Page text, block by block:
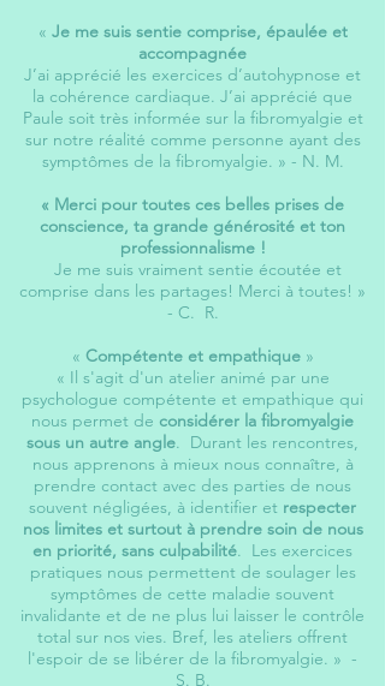
« Je me suis sentie comprise, épaulée et
accompagnée
J’ai apprécié les exercices d’autohypnose et
la cohérence cardiaque. J’ai apprécié que
Paule soit très informée sur la fibromyalgie et
sur notre réalité comme personne ayant des
symptômes de la fibromyalgie. » - N. M.
« Merci pour toutes ces belles prises de
conscience, ta grande générosité et ton
professionnalisme !
Je me suis vraiment sentie écoutée et
comprise dans les partages! Merci à toutes! »
- C. R.
« Compétente et empathique»
« Il s'agit d'un atelier animé par une
psychologue compétente et empathique qui
nous permet de considérer la fibromyalgie
sous un autre angle. Durant les rencontres,
nous apprenons à mieux nous connaître, à
prendre contact avec des parties de nous
souvent négligées, à identifier et respecter
nos limites et surtout à prendre soin de nous
en priorité, sans culpabilité. Les exercices
pratiques nous permettent de soulager les
symptômes de cette maladie souvent
invalidante et de ne plus lui laisser le contrôle
total sur nos vies. Bref, les ateliers offrent
l'espoir de se libérer de la fibromyalgie. » -
S. B.